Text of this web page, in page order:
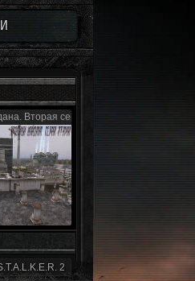
Вторая серия
2